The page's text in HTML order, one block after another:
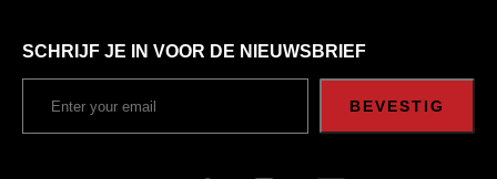
SCHRIJF JE IN VOOR DE NIEUWSBRIEF
BEVESTIG